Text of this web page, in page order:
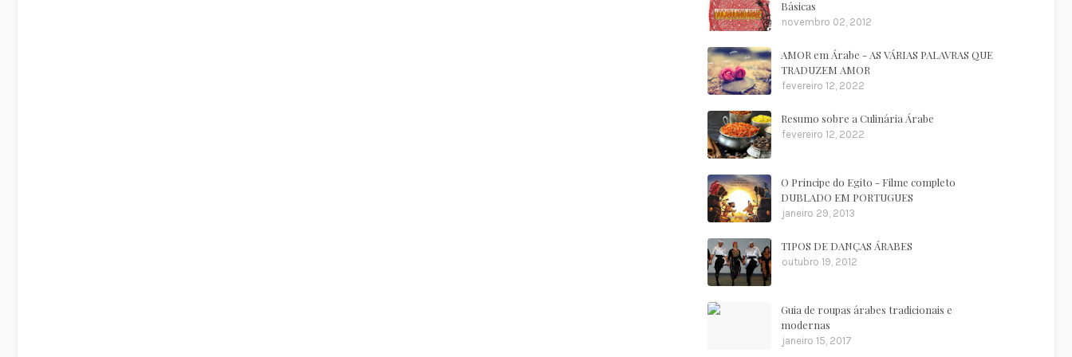
Básicas
novembro 02, 2012
AMOR em Árabe - AS VÁRIAS PALAVRAS QUE
TRADUZEM AMOR
fevereiro 12, 2022
Resumo sobre a Culinária Árabe
fevereiro 12, 2022
O Principe do Egito - Filme completo
DUBLADO EM PORTUGUES
janeiro 29, 2013
TIPOS DE DANÇAS ÁRABES
outubro 19, 2012
Guia de roupas árabes tradicionais e
modernas
janeiro 15, 2017